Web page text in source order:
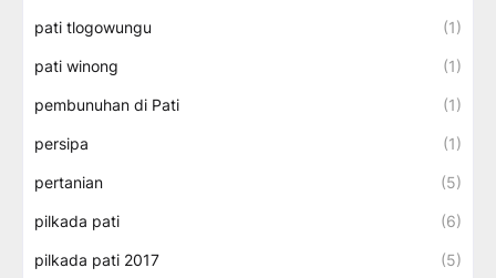
pati tlogowungu (1)
pati winong (1)
pembunuhan di Pati (1)
persipa (1)
pertanian (5)
pilkada pati (6)
pilkada pati 2017 (5)